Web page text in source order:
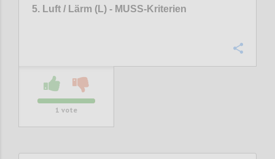
5. Luft / Lärm (L) - MUSS-Kriterien
1 vote